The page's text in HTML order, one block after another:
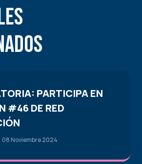
PARTICIPA EN
#46 DE RED
08 Noviembre 2024